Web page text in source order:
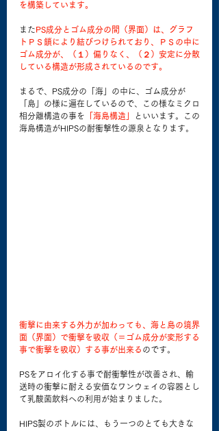
を構築しています。
また PS成分とゴム成分の間（界面）は、グラフ
トＰＳ鎖により結びつけられており、ＰＳの中に
ゴム成分が、（１）偏りなく、（２）安定に分散
している構造が形成されているのです。
まるで、PS成分の「海」の中に、ゴム成分が
「島」の様に遍在しているので、この様なミクロ
相分離構造の事を 「海島構造」
といいます。この
海島構造がHIPSの耐衝撃性の源泉となります。
衝撃に由来する外力が加わっても、海と島の境界
面（界面）で衝撃を吸収（＝ゴム成分が変形する
事で衝撃を吸収）する事が出来る のです。
PSをアロイ化する事で耐衝撃性が改善され、輸
送時の衝撃に耐える安価なワンウェイの容器とし
て乳酸菌飲料への利用が始まりました。
HIPS製のボトルには、もう一つのとても大きな